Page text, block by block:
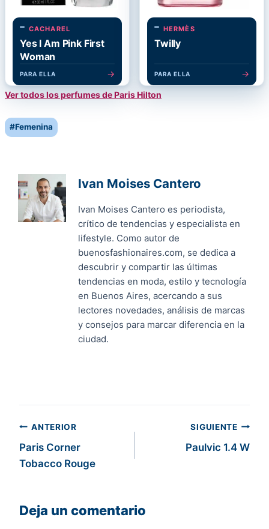
CACHAREL
Yes I Am Pink First
Woman
PARA ELLA →
HERMÈS
Twilly
PARA ELLA →
Ver todos los perfumes de Paris Hilton
Post
Tags:
#Femenina
Ivan Moises Cantero
Ivan Moises Cantero es periodista,
crítico de tendencias y especialista en
lifestyle. Como autor de
buenosfashionaires.com, se dedica a
descubrir y compartir las últimas
tendencias en moda, estilo y tecnología
en Buenos Aires, acercando a sus
lectores novedades, análisis de marcas
y consejos para marcar diferencia en la
ciudad.
Navegación
de
ANTERIOR
Paris Corner
Tobacco Rouge
SIGUIENTE
Paulvic 1.4 W
Deja un comentario